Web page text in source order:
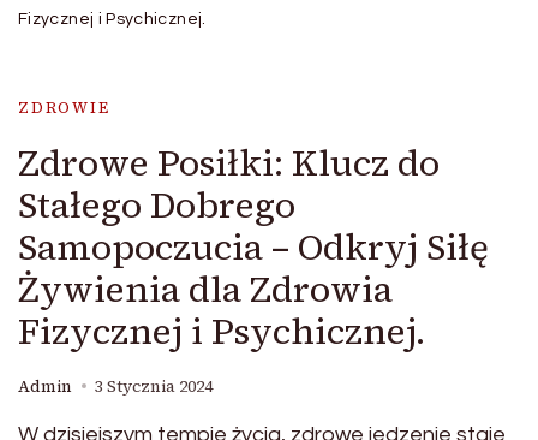
Fizycznej i Psychicznej.
ZDROWIE
Zdrowe Posiłki: Klucz do
Stałego Dobrego
Samopoczucia – Odkryj Siłę
Żywienia dla Zdrowia
Fizycznej i Psychicznej.
Admin 3 Stycznia 2024
W dzisiejszym tempie życia, zdrowe jedzenie staje